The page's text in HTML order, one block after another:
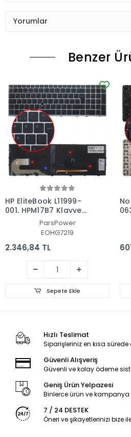
Yorumlar
Benzer
HP EliteBook L11999-
001, HPM17B7 Klavye
Işıklı (Siyah TR)
ParsPower
EOHG7219
2.346,84 TL
Sepete Ekle
Hızlı Teslimat
Siparişleriniz en kısa sürede
Güvenli Alışveriş
Güvenli ve kolay ödeme
Geniş Ürün Yelpazesi
Binlerce ürün ve kampanya
7 / 24 DESTEK
Öneri ve şikayetlerinizi bize